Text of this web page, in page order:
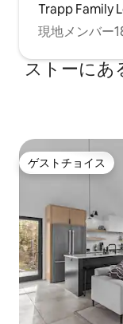
Trapp Family
現地メンバー
ストーにあ
ゲストチョイス
ゲストチョイス